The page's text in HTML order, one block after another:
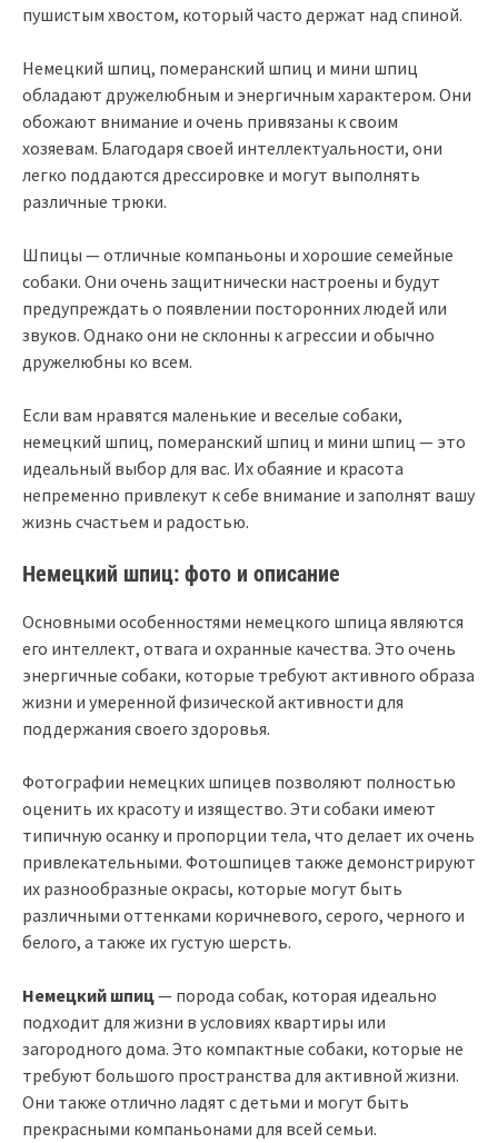
пушистым хвостом, который часто держат над спиной.
Немецкий шпиц, померанский шпиц и мини шпиц
обладают дружелюбным и энергичным характером. Они
обожают внимание и очень привязаны к своим
хозяевам. Благодаря своей интеллектуальности, они
легко поддаются дрессировке и могут выполнять
различные трюки.
Шпицы — отличные компаньоны и хорошие семейные
собаки. Они очень защитнически настроены и будут
предупреждать о появлении посторонних людей или
звуков. Однако они не склонны к агрессии и обычно
дружелюбны ко всем.
Если вам нравятся маленькие и веселые собаки,
немецкий шпиц, померанский шпиц и мини шпиц — это
идеальный выбор для вас. Их обаяние и красота
непременно привлекут к себе внимание и заполнят вашу
жизнь счастьем и радостью.
Немецкий шпиц: фото и описание
Основными особенностями немецкого шпица являются
его интеллект, отвага и охранные качества. Это очень
энергичные собаки, которые требуют активного образа
жизни и умеренной физической активности для
поддержания своего здоровья.
Фотографии немецких шпицев позволяют полностью
оценить их красоту и изящество. Эти собаки имеют
типичную осанку и пропорции тела, что делает их очень
привлекательными. Фотошпицев также демонстрируют
их разнообразные окрасы, которые могут быть
различными оттенками коричневого, серого, черного и
белого, а также их густую шерсть.
Немецкий шпиц— порода собак, которая идеально
подходит для жизни в условиях квартиры или
загородного дома. Это компактные собаки, которые не
требуют большого пространства для активной жизни.
Они также отлично ладят с детьми и могут быть
прекрасными компаньонами для всей семьи.